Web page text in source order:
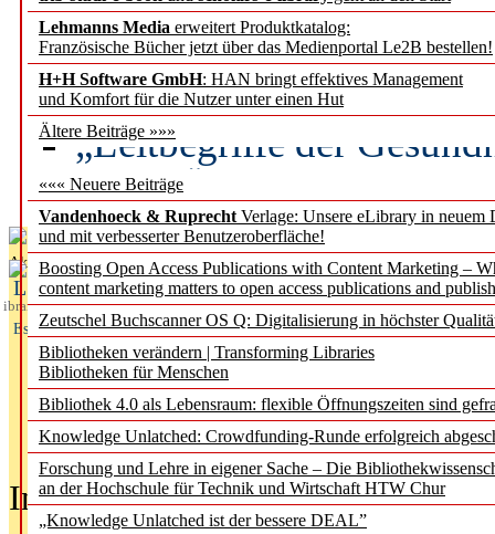
Lehmanns Media erweitert Produktkatalog:
Französische Bücher jetzt über das Medienportal Le2B bestellen!
H+H Software GmbH: HAN bringt effektives Management
und Komfort für die Nutzer unter einen Hut
Ältere Beiträge »»»
««« Neuere Beiträge
Vandenhoeck & Ruprecht Verlage: Unsere eLibrary in neuem
und mit verbesserter Benutzeroberfläche!
Boosting Open Access Publications with Content Marketing –
content marketing matters to open access publications and
Zeutschel Buchscanner OS Q: Digitalisierung in höchster
Bibliotheken verändern | Transforming Libraries
Bibliotheken für Menschen
Bibliothek 4.0 als Lebensraum: flexible Öffnungszeiten sind
Knowledge Unlatched: Crowdfunding-Runde erfolgreich
Forschung und Lehre in eigener Sache – Die
an der Hochschule für Technik und Wirtschaft HTW Chur
„Knowledge Unlatched ist der bessere DEAL”
Künstliche Intelligenz
besser zu verstehen
„Leitbegriffe der
des BIÖG erscheinen
Aktuelles aus
L
ibrary
Essentials
In der Ausgabe06/2026(August